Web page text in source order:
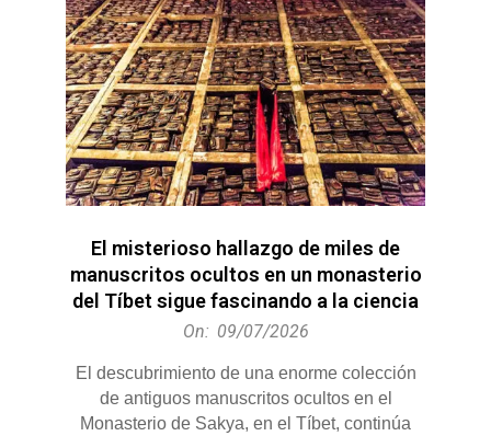
El misterioso hallazgo de miles de
manuscritos ocultos en un monasterio
del Tíbet sigue fascinando a la ciencia
09
On: 09/07/2026
El descubrimiento de una enorme colección
de antiguos manuscritos ocultos en el
Monasterio de Sakya, en el Tíbet, continúa